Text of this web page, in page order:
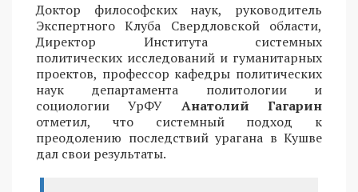
Доктор философских наук, руководитель
Экспертного Клуба Свердловской области,
Директор Института системных
политических исследований и гуманитарных
проектов, профессор кафедры политических
наук департамента политологии и
социологии УрФУ Анатолий Гагарин
отметил, что системный подход к
преодолению последствий урагана в Кушве
дал свои результаты.